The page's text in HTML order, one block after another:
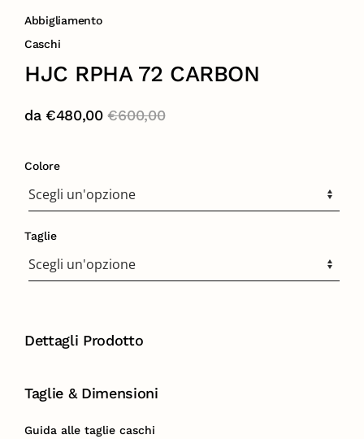
Abbigliamento
Caschi
HJC RPHA 72 CARBON
da €480,00 €600,00
Colore
Taglie
Dettagli Prodotto
Taglie & Dimensioni
Guida alle taglie caschi